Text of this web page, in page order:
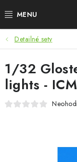
na
BLOG
SUMMER DAYS
WARHAMMER
Detailné sety
1/32
lights - ICM